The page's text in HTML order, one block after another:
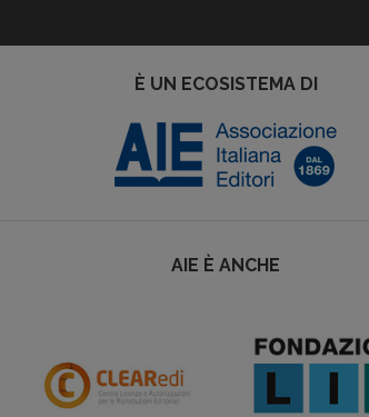
È UN ECOSISTEMA DI
AIE È ANCHE